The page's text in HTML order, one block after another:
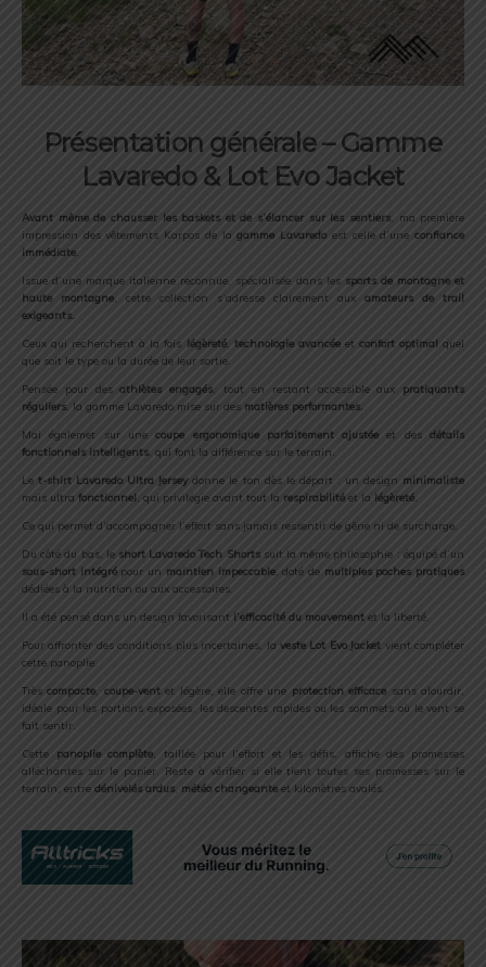
Présentation générale – Gamme
Lavaredo & Lot Evo Jacket
Avant mêmede chausser les baskets et de s’élancer sur les sentiers, ma première
impression des vêtements Karpos de lagamme Lavaredo est celled’uneconfiance
immédiate.
Issued’une marque italienne reconnue, spécialisée dans les sports de montagneet
haute montagne, cette collection s’adresse clairement aux amateurs de trail
exigeants.
Ceuxqui recherchentà lafois légèreté, technologie avancée et confortoptimal quel
que soit le type ou la durée de leur sortie.
Pensée pour desathlètesengagés,tout en restant accessibleaux pratiquants
réguliers, la gamme Lavaredo mise sur des matières performantes.
Mai égalemet sur unecoupe ergonomique parfaitementajustée et desdétails
fonctionnels intelligents, qui font la différence sur le terrain.
Let-shirt Lavaredo Ultra Jersey donne le ton dès le départ : undesign minimaliste
mais ultra fonctionnel, qui privilégie avant tout la respirabilité et la légèreté.
Ce qui permet d’accompagner l’effort sans jamais ressentir de gêne ni de surcharge.
Ducôtédu bas, le short LavaredoTech Shorts suit la même philosophie : équipéd’un
sous-short intégré pour un maintien impeccable,doté de multiples poches pratiques
dédiées à la nutrition ou aux accessoires.
Il a été pensé dans un design favorisant l’efficacité du mouvement et la liberté.
Pouraffronter desconditions plus incertaines, la veste Lot Evo Jacket vientcompléter
cette panoplie.
Trèscompacte, coupe-vent et légère,elle offre une protectionefficace sansalourdir,
idéale pour les portions exposées, lesdescentes rapides ou les sommets où levent se
fait sentir.
Cette
panopliecomplète, taillée pour l’effort et lesdéfis, affichedes promesses
alléchantes sur le papier. Reste à vérifier si elletienttoutes ses promesses sur le
terrain, entre dénivelés ardus météo changeante et kilomètres avalés.